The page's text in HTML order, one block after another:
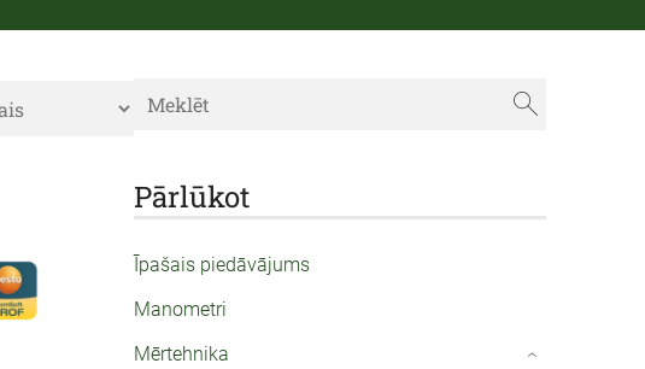
Pārlūkot
Īpašais piedāvājums
Manometri
Mērtehnika
›